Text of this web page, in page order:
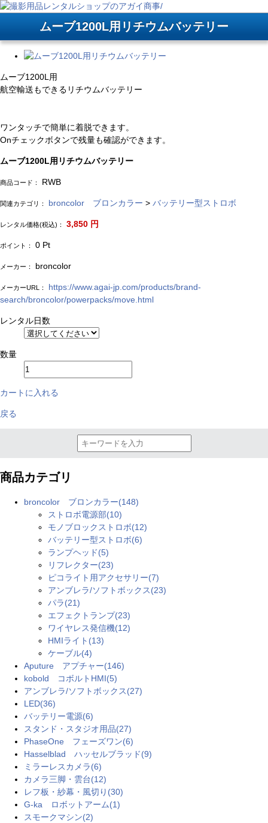
ムーブ1200L用リチウムバッテリー
ムーブ1200L用
航空輸送もできるリチウムバッテリー
ワンタッチで簡単に着脱できます。
Onチェックボタンで残量も確認ができます。
ムーブ1200L用リチウムバッテリー
商品コード： RWB
関連カテゴリ： broncolor ブロンカラー > バッテリー型ストロボ
レンタル価格(税込)： 3,850 円
ポイント： 0 Pt
メーカー： broncolor
メーカーURL：
https://www.agai-jp.com/products/brand-
search/broncolor/powerpacks/move.html
レンタル日数
数量
カートに入れる
戻る
商品カテゴリ
broncolor ブロンカラー(148)
ストロボ電源部(10)
モノブロックストロボ(12)
バッテリー型ストロボ(6)
ランプヘッド(5)
リフレクター(23)
ピコライト用アクセサリー(7)
アンブレラ/ソフトボックス(23)
パラ(21)
エフェクトランプ(23)
ワイヤレス発信機(12)
HMIライト(13)
ケーブル(4)
Aputure アプチャー(146)
kobold コボルトHMI(5)
アンブレラ/ソフトボックス(27)
LED(36)
バッテリー電源(6)
スタンド・スタジオ用品(27)
PhaseOne フェーズワン(6)
Hasselblad ハッセルブラッド(9)
ミラーレスカメラ(6)
カメラ三脚・雲台(12)
レフ板・紗幕・風切り(30)
G-ka ロボットアーム(1)
スモークマシン(2)